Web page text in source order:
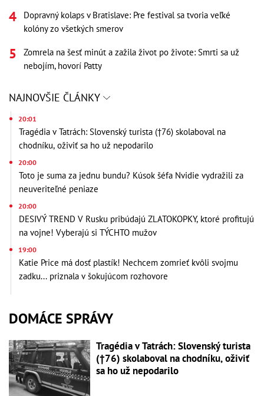
Dopravný kolaps v Bratislave: Pre festival sa tvoria veľké
kolóny zo všetkých smerov
Zomrela na šesť minút a zažila život po živote: Smrti sa už
nebojím, hovorí Patty
NAJNOVŠIE ČLÁNKY
20:01
Tragédia v Tatrách: Slovenský turista (†76) skolaboval na
chodníku, oživiť sa ho už nepodarilo
20:00
Toto je suma za jednu bundu? Kúsok šéfa Nvidie vydražili za
neuveriteľné peniaze
20:00
DESIVÝ TREND V Rusku pribúdajú ZLATOKOPKY, ktoré profitujú
na vojne! Vyberajú si TÝCHTO mužov
19:00
Katie Price má dosť plastík! Nechcem zomrieť kvôli svojmu
zadku... priznala v šokujúcom rozhovore
DOMÁCE SPRÁVY
Tragédia v Tatrách: Slovenský turista
(†76) skolaboval na chodníku, oživiť
sa ho už nepodarilo